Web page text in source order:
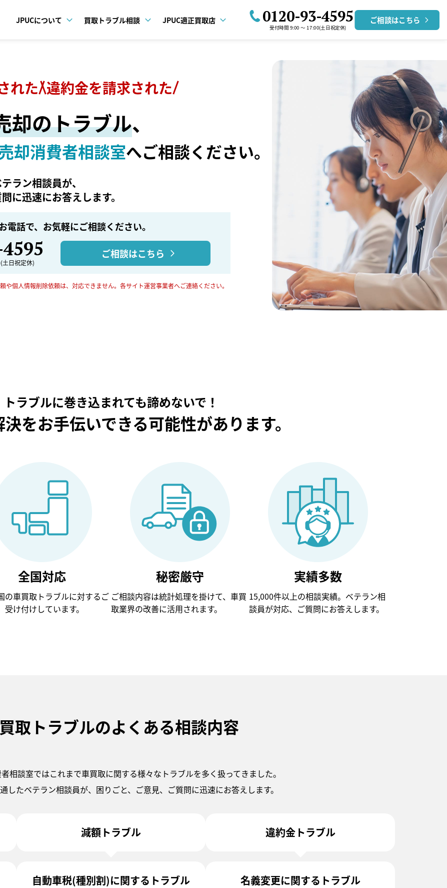
JPUCについて 買取トラブル相談 JPUC適正買取店 0120-93-4595
受付時間 9:00 〜 17:00(土日祝定休)
ご相談はこちら
れた 違約金を請求された
却のトラブル、
却消費者相談室へご相談ください。
ラン相談員が、
に迅速にお答えします。
電話で、 お気軽にご相談ください。
土日祝定休)
ご相談はこちら
個人情報削除依頼は、対応できません。 各サイト運営事業者へご連絡ください。
トラブルに巻き込まれても諦めないで！
をお手伝いできる可能性があります。
全国対応
の車買取トラブルに対するご
受け付けしています。
秘密厳守
ご相談内容は統計処理を掛けて、車買
取業界の改善に活用されます。
実績多数
15,000件以上の相談実績。ベテラン相
談員が対応、ご質問にお答えします。
取トラブルのよくある相談内容
相談室ではこれまで車買取に関する様々なトラブルを多く扱ってきました。
したベテラン相談員が、困りごと、ご意見、ご質問に迅速にお答えします。
減額トラブル 違約金トラブル
自動車税(種別割)に関するトラブル 名義変更に関するトラブル